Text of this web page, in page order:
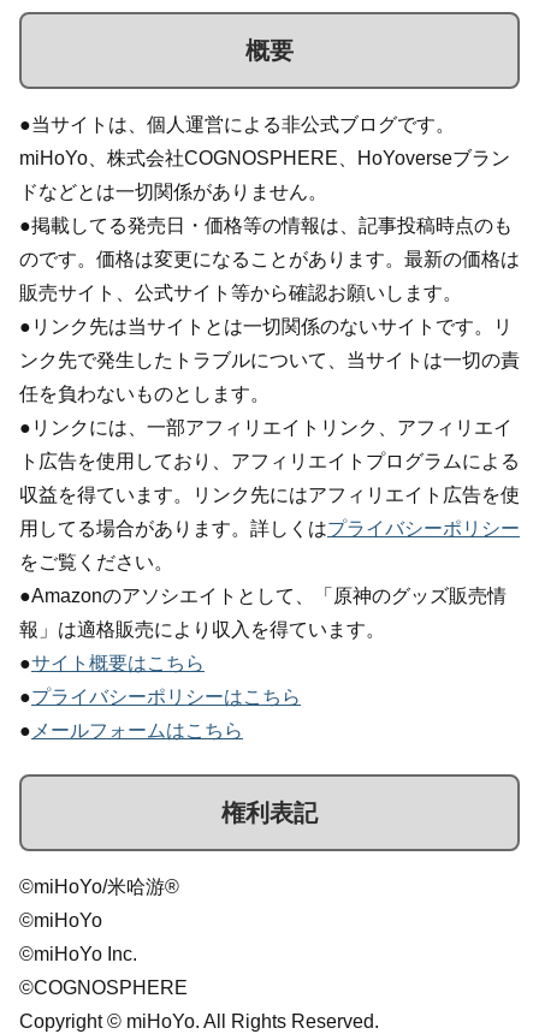
概要
●当サイトは、個人運営による非公式ブログです。
miHoYo、株式会社COGNOSPHERE、HoYoverseブラン
ドなどとは一切関係がありません。
●掲載してる発売日・価格等の情報は、記事投稿時点のも
のです。価格は変更になることがあります。最新の価格は
販売サイト、公式サイト等から確認お願いします。
●リンク先は当サイトとは一切関係のないサイトです。リ
ンク先で発生したトラブルについて、当サイトは一切の責
任を負わないものとします。
●リンクには、一部アフィリエイトリンク、アフィリエイ
ト広告を使用しており、アフィリエイトプログラムによる
収益を得ています。リンク先にはアフィリエイト広告を使
用してる場合があります。詳しくはプライバシーポリシー
をご覧ください。
●Amazonのアソシエイトとして、「原神のグッズ販売情
報」は適格販売により収入を得ています。
●サイト概要はこちら
●プライバシーポリシーはこちら
● メールフォームはこちら
権利表記
©miHoYo/米哈游®
©miHoYo
©miHoYo Inc.
©COGNOSPHERE
Copyright © miHoYo. All Rights Reserved.